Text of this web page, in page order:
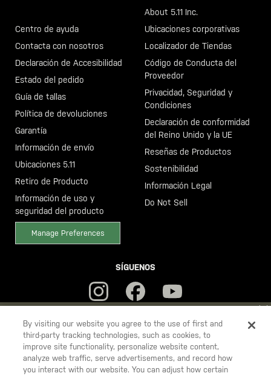
YOU ARE SHOPPING ON OURESPAÑA SITE. WOULD YOU LIKE
TO SHIP TO ANOTHER COUNTRY?
STAY ONESPAÑA
Centro de ayuda
Contacta con nosotros
Declaración de Accesibilidad
Estado del pedido
Guía de tallas
Política de devoluciones
Garantía
Información de envío
Ubicaciones 5.11
Retiro de Producto
Información de uso y
seguridad del producto
Manage Preferences
About 5.11 Inc.
Ubicaciones corporativas
Localizador de Tiendas
Código de Conducta del
Proveedor
Privacidad, Seguridad y
Condiciones
Declaración de conformidad
del Reino Unido y la UE
Reseñas de Productos
Sostenibilidad
Información Legal
Do Not Sell
SÍGUENOS
5.11
Tactical
By visiting our website you agree to the use of first and
third-party tracking technologies, such as cookies, to
improve site functionality, personalize website content,
analyze web traffic, serve advertisements, and record how
you interact with our website. You can adjust how certain